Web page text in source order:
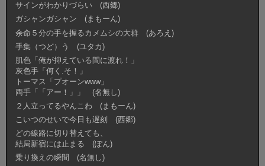
サインがわかりづらい (西郷)
ガシャンガシャン (まもーん)
余命５分の手を握るカメムシの大群 (あろえ)
手集（つど）う (ユタカ)
肌色「俺が抑えている間に渡れ！」
灰色手「何く.そ！」
トーマス「プオーンwww」
両手「「アー！」」 (名無し)
２人立ってるやんこわ (まもーん)
こいつのせいで今日も遅刻 (西郷)
どの線路に切り替えても、
結局新宿には止まる (ぽん)
乗り換えの瞬間 (名無し)